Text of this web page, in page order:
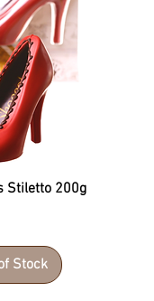
Stiletto 200g
Stock